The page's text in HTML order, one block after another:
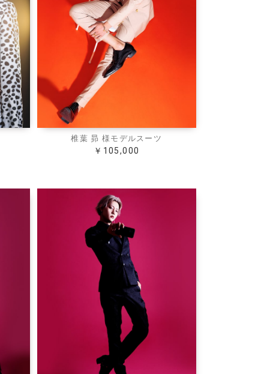
椎葉 昴 様モデルスーツ
￥105,000